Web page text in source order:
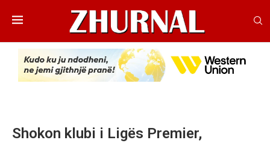
Shokon klubi i Ligës Premier,